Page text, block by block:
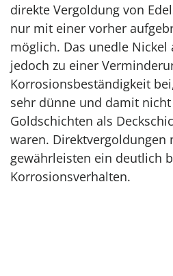
direkte Vergoldung von
nur mit einer vorher
möglich. Das unedle
jedoch zu einer
Korrosionsbeständigkeit
sehr dünne und damit
Goldschichten als
waren. Direktvergoldungen
gewährleisten ein deutlich
Korrosionsverhalten.